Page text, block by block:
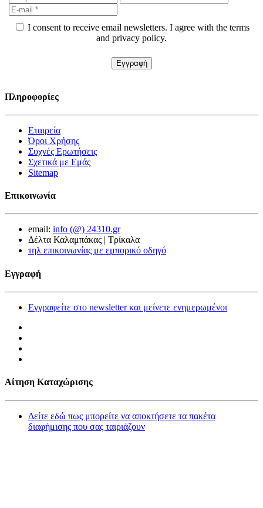
I consent to receive email newsletters. I agree with the terms
and privacy policy.
Πληροφορίες
Εταιρεία
Όροι Χρήσης
Συχνές Ερωτήσεις
Σχετικά με Εμάς
Sitemap
Επικοινωνία
email: info (@) 24310.gr
Δέλτα Καλαμπάκας | Τρίκαλα
τηλ επικοινωνίας με εμπορικό οδηγό
Εγγραφή
Εγγραφείτε στο newsletter και μείνετε ενημερωμένοι
Αίτηση Καταχώρισης
Δείτε εδώ πως μπορείτε να αποκτήσετε τα πακέτα
διαφήμισης που σας ταιριάζουν